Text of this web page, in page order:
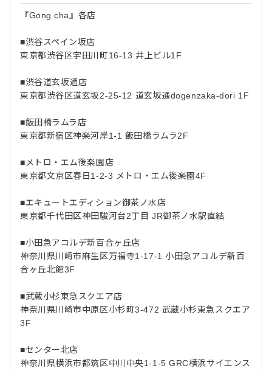
『Gong cha』各店
■渋谷スペイン坂店
東京都渋谷区宇田川町16-13 井上ビル1F
■渋谷道玄坂通店
東京都渋谷区道玄坂2-25-12 道玄坂通dogenzaka-dori 1F
■飯田橋ラムラ店
東京都新宿区神楽河岸1-1 飯田橋ラムラ2F
■メトロ・エム後楽園店
東京都文京区春日1-2-3 メトロ・エム後楽園4F
■エキュートエディション御茶ノ水店
東京都千代田区神田駿河台2丁目 JR御茶ノ水駅直結
■小田急アコルデ新百合ヶ丘店
神奈川県川崎市麻生区万福寺1-17-1 小田急アコルデ新百
合ヶ丘北館3F
■武蔵小杉東急スクエア店
神奈川県川崎市中原区小杉町3-472 武蔵小杉東急スクエア
3F
■センター北店
神奈川県横浜市都筑区中川中央1-1-5 GRC横浜サイエンス